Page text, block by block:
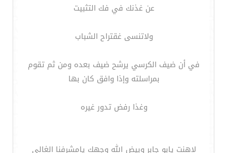
عن غذنك في فك التثبيت
ولاتنسى غقتراح الشباب
في أن ضيف الكرسي يرشح ضيف بعده ومن ثم تقوم
بمراسلته وإذا وافق كان بها
وغذا رفض تدور غيره
لاهنت يابو جابر وبيض الله وجهك يامشرفنا الغالي